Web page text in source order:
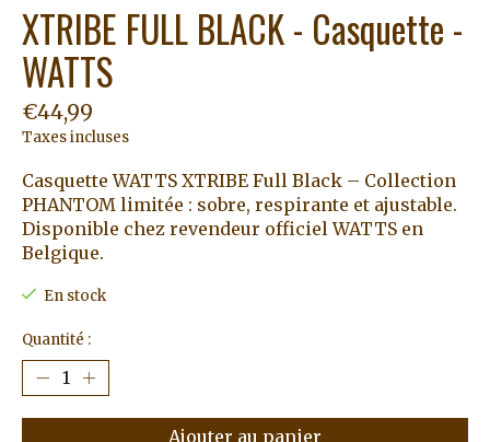
XTRIBE FULL BLACK - Casquette -
WATTS
€44,99
Taxes incluses
Casquette WATTS XTRIBE Full Black – Collection
PHANTOM limitée : sobre, respirante et ajustable.
Disponible chez revendeur officiel WATTS en
Belgique.
En stock
Quantité :
Ajouter au panier